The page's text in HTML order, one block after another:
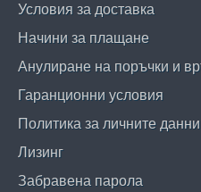
Условия за доставка
Начини за плащане
Анулиране на поръчки и
Гаранционни условия
Политика за личните данни
Лизинг
Забравена парола